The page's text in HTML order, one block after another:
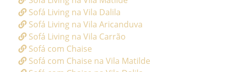
Sofá Living na Vila Dalila
Sofá Living na Vila Aricanduva
Sofá Living na Vila Carrão
Sofá com Chaise
Sofá com Chaise na Vila Matilde